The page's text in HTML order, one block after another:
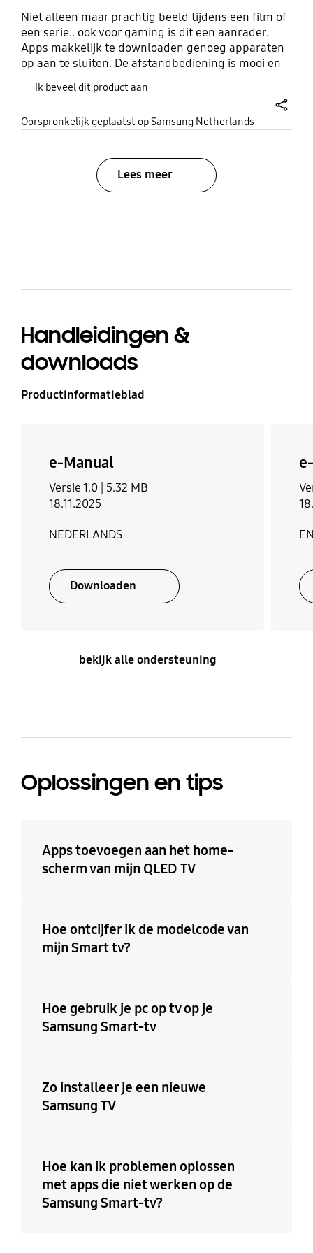
Niet alleen maar prachtig beeld tijdens een film of
een serie.. ook voor gaming is dit een aanrader.
Apps makkelijk te downloaden genoeg apparaten
op aan te sluiten. De afstandbediening is mooi en
hoeft te gebruiken en steeds moet wisselen. In
combinatie met een soundbar en Q symphony heb
je geweldig geluid tijdens filmavond. Of een
dun en hij kan superstrak tegen de muur
gehangen worden in combinatie met de juiste
muurbeugel natuurlijk!!
Ik beveel dit product aan
Oorspronkelijk geplaatst op Samsung Netherlands
Lees meer
Handleidingen &
downloads
Productinformatieblad
e-Manual
Versie 1.0 | 5.32 MB
18.11.2025
NEDERLANDS
Downloaden
bekijk alle ondersteuning
Oplossingen en tips
Apps toevoegen aan het home-
scherm van mijn QLED TV
Hoe ontcijfer ik de modelcode van
mijn Smart tv?
Hoe gebruik je pc op tv op je
Samsung Smart-tv
Zo installeer je een nieuwe
Samsung TV
Hoe kan ik problemen oplossen
met apps die niet werken op de
Samsung Smart-tv?